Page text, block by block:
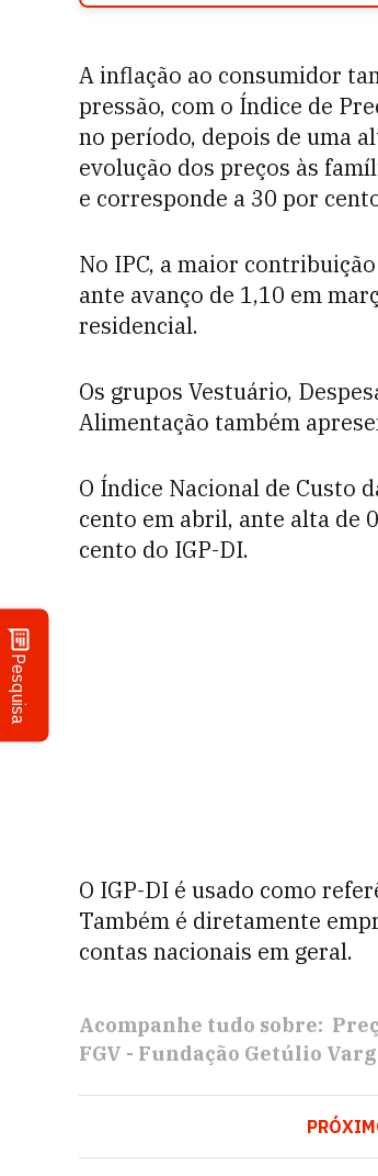
Pesquisa
A inflação ao consumidor
pressão, com o Índice de
no período, depois de uma
evolução dos preços às
e corresponde a 30 por
No IPC, a maior
ante avanço de 1,10 em
residencial.
Os grupos Vestuário,
Alimentação também
O Índice Nacional de Custo
cento em abril, ante alta de
cento do IGP-DI.
O IGP-DI é usado como
Também é diretamente
contas nacionais em geral.
Acompanhe tudo sobre:
FGV - Fundação Getúlio